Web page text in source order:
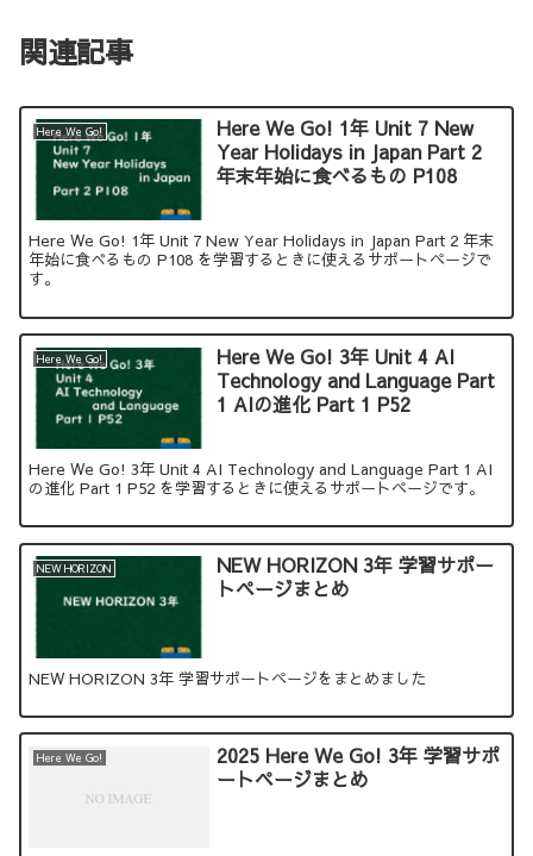
関連記事
Here We Go!
Here We Go! 1年 Unit 7 New
Year Holidays in Japan Part 2
年末年始に食べるもの P108
Here We Go! 1年 Unit 7 New Year Holidays in Japan Part 2 年末
年始に食べるもの P108 を学習するときに使えるサポートページで
す。
Here We Go!
Here We Go! 3年 Unit 4 AI
Technology and Language Part
1 AIの進化 Part 1 P52
Here We Go! 3年 Unit 4 AI Technology and Language Part 1 AI
の進化 Part 1 P52 を学習するときに使えるサポートページです。
NEW HORIZON
NEW HORIZON 3年 学習サポー
トページまとめ
NEW HORIZON 3年 学習サポートページをまとめました
Here We Go!
2025 Here We Go! 3年 学習サポ
ートページまとめ